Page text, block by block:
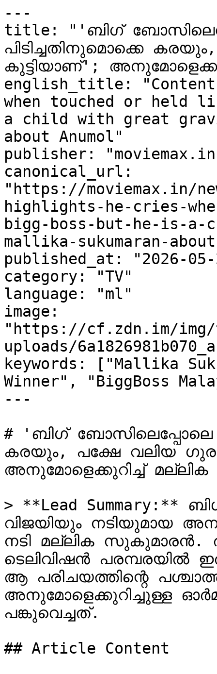
---
title: "'ബിഗ്
പിടിച്ചതിനുമൊക്കെ
കുട്ടിയാണ്';
english_title:
when touched or held
a child with great
about Anumol"
publisher:
canonical_url:
"https://moviemax.in/
highlights-he-cries-
bigg-boss-but-he-is-
mallika-sukumaran-
published_at: "2026-05-
category: "TV"
language: "ml"
image:
"https://cf.zdn.im/img/
uploads/
keywords: ["Mallika
Winner", "BiggBoss
---
# 'ബിഗ് ബോസിലെപ്പോലെ
കരയും, പക്ഷേ വലിയ
അനുമോളെക്കുറിച്ച്
> **Lead
വിജയിയും നടിയുമായ
നടി മല്ലിക സുകുമാരൻ.
ടെലിവിഷൻ പരമ്പരയിൽ
ആ പരിചയത്തിന്റെ
അനുമോളെക്കുറിച്ചുള്ള
പങ്കുവെച്ചത്.
## Article Content